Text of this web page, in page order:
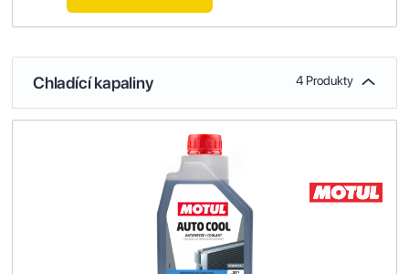
Chladící kapaliny 4 Produkty